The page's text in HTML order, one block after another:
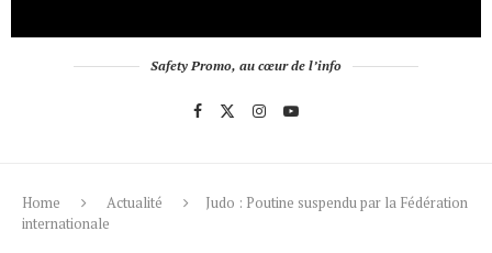
Safety Promo, au cœur de l’info
Home Actualité
Judo : Poutine suspendu par la Fédération
internationale